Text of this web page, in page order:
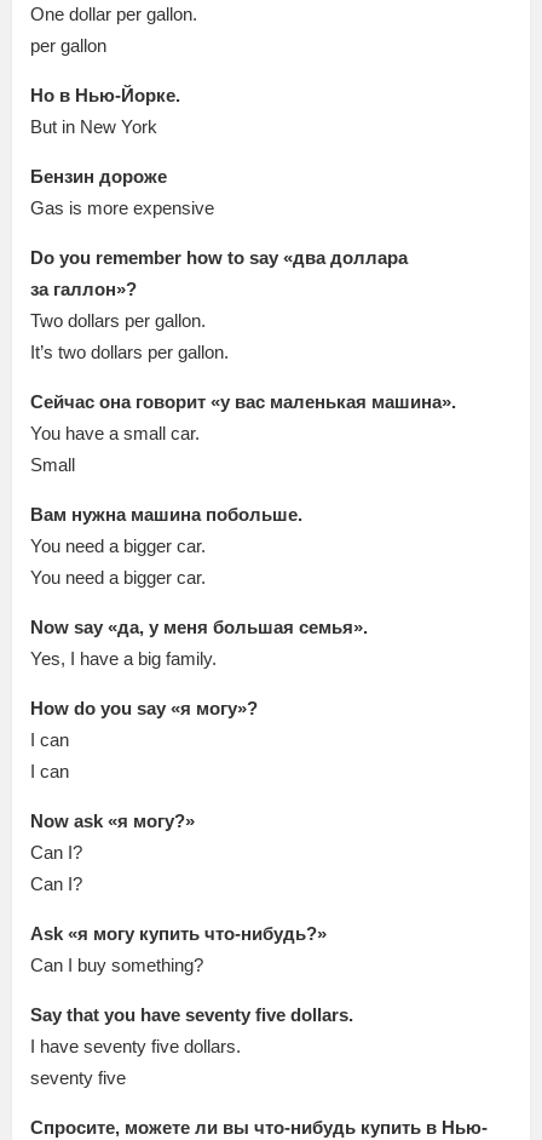
One dollar per gallon.
per gallon
Но в Нью-Йорке.
But in New York
Бензин дороже
Gas is more expensive
Do you remember how to say «два доллара
за галлон»?
Two dollars per gallon.
It’s two dollars per gallon.
Сейчас она говорит «у вас маленькая машина».
You have a small car.
Small
Вам нужна машина побольше.
You need a bigger car.
You need a bigger car.
Now say «да, у меня большая семья».
Yes, I have a big family.
How do you say «я могу»?
I can
I can
Now ask «я могу?»
Can I?
Can I?
Ask «я могу купить что-нибудь?»
Can I buy something?
Say that you have seventy five dollars.
I have seventy five dollars.
seventy five
Спросите, можете ли вы что-нибудь купить в Нью-